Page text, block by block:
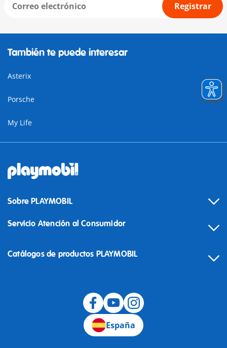
Registrar
También te puede interesar
Asterix
Porsche
My Life
Sobre PLAYMOBIL
Servicio Atención al Consumidor
Catálogos de productos PLAYMOBIL
España